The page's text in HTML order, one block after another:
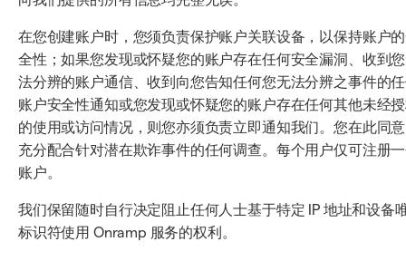
在您创建账户时，您须负责保护账户关联设备，以保持账户
全性；如果您发现或怀疑您的账户存在任何安全漏洞、收到
法分辨的账户通信、收到向您告知任何您无法分辨之事件的
账户安全性通知或您发现或怀疑您的账户存在任何其他未经
的使用或访问情况，则您亦须负责立即通知我们。您在此同
充分配合针对潜在欺诈事件的任何调查。每个用户仅可注册
账户。
我们保留随时自行决定阻止任何人士基于特定 IP 地址和设备
标识符使用 Onramp 服务的权利。